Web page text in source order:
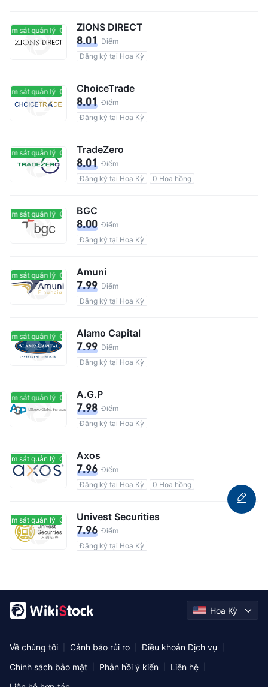
sát quản lý Có giám sát quản lý
ZIONS DIRECT
8.01 Điểm
Đăng ký tại Hoa Kỳ
sát quản lý Có giám sát quản lý
ChoiceTrade
8.01 Điểm
Đăng ký tại Hoa Kỳ
sát quản lý Có giám sát quản lý
TradeZero
8.01 Điểm
Đăng ký tại Hoa Kỳ
0 Hoa hồng
sát quản lý Có giám sát quản lý
BGC
8.00 Điểm
Đăng ký tại Hoa Kỳ
sát quản lý Có giám sát quản lý
Amuni
7.99 Điểm
Đăng ký tại Hoa Kỳ
sát quản lý Có giám sát quản lý
Alamo Capital
7.99 Điểm
Đăng ký tại Hoa Kỳ
sát quản lý Có giám sát quản lý
A.G.P
7.98 Điểm
Đăng ký tại Hoa Kỳ
sát quản lý Có giám sát quản lý
Axos
7.96 Điểm
Đăng ký tại Hoa Kỳ
0 Hoa hồng
sát quản lý Có giám sát quản lý
Univest Securities
7.96 Điểm
Đăng ký tại Hoa Kỳ
Hoa Kỳ
Về chúng tôi Cảnh báo rủi ro Điều khoản Dịch vụ
Chính sách bảo mật Phản hồi ý kiến Liên hệ